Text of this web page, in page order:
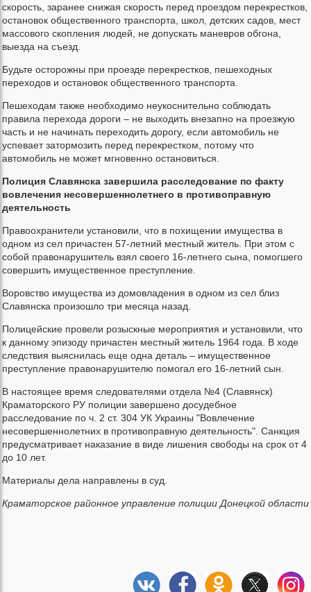
скорость, заранее снижая скорость перед проездом перекрестков,
остановок общественного транспорта, школ, детских садов, мест
массового скопления людей, не допускать маневров обгона,
выезда на съезд.
Будьте осторожны при проезде перекрестков, пешеходных
переходов и остановок общественного транспорта.
Пешеходам также необходимо неукоснительно соблюдать
правила перехода дороги – не выходить внезапно на проезжую
часть и не начинать переходить дорогу, если автомобиль не
успевает затормозить перед перекрестком, потому что
автомобиль не может мгновенно остановиться.
Полиция Славянска завершила расследование по факту
вовлечения несовершеннолетнего в противоправную
деятельность
Правоохранители установили, что в похищении имущества в
одном из сел причастен 57-летний местный житель. При этом с
собой правонарушитель взял своего 16-летнего сына, помогшего
совершить имущественное преступление.
Воровство имущества из домовладения в одном из сел близ
Славянска произошло три месяца назад.
Полицейские провели розыскные мероприятия и установили, что
к данному эпизоду причастен местный житель 1964 года. В ходе
следствия выяснилась еще одна деталь – имущественное
преступление правонарушителю помогал его 16-летний сын.
В настоящее время следователями отдела №4 (Славянск)
Краматорского РУ полиции завершено досудебное
расследование по ч. 2 ст. 304 УК Украины "Вовлечение
несовершеннолетних в противоправную деятельность". Санкция
предусматривает наказание в виде лишения свободы на срок от 4
до 10 лет.
Материалы дела направлены в суд.
Краматорское районное управление полиции Донецкой области